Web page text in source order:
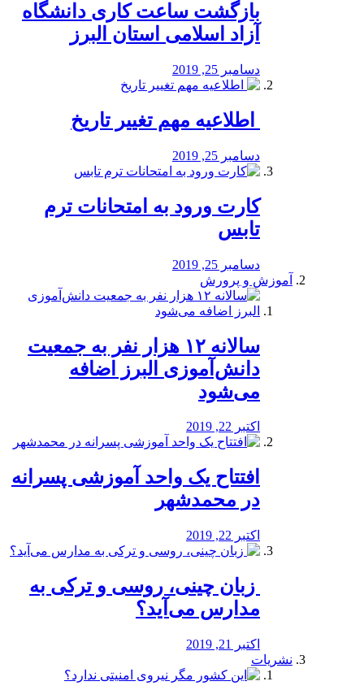
بازگشت ساعت کاری دانشگاه
آزاد اسلامی استان البرز
دسامبر 25, 2019
️ اطلاعیه مهم تغییر تاریخ
دسامبر 25, 2019
کارت ورود به امتحانات ترم
تابس
دسامبر 25, 2019
آموزش و پرورش
️سالانه ۱۲ هزار نفر به جمعیت
دانش‌آموزی البرز اضافه
می‌شود
اکتبر 22, 2019
افتتاح یک واحد آموزشی پسرانه
در محمدشهر
اکتبر 22, 2019
️ زبان چینی، روسی و ترکی به
مدارس می‌آید؟
اکتبر 21, 2019
نشریات